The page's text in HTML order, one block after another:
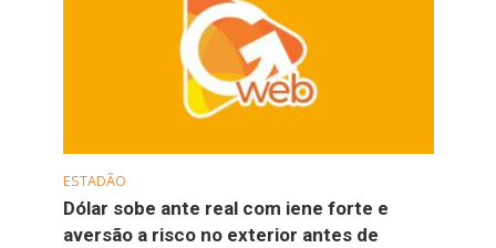
ESTADÃO
Dólar sobe ante real com iene forte e
aversão a risco no exterior antes de